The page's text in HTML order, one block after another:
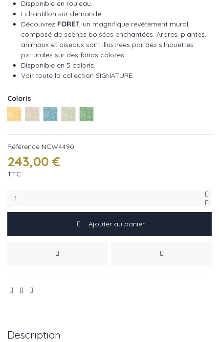
Disponible en rouleau.
Echantillon sur demande.
Découvrez FORET, un magnifique revêtement mural,
composé de scènes boisées enchantées. Arbres, plantes,
animaux et oiseaux sont illustrées par des silhouettes
picturales sur des fonds colorés.
Disponible en 5 coloris.
Voir toute la collection SIGNATURE.
Coloris
Ochre ref NCW4490-01
Linen ref NCW4490-02
Blue ref NCW4490-03
Eucalyptus ref NCW4490-04
Emerald ref NCW4490-05
Référence NCW4490
243,00 €
TTC
Ajouter au panier
Description